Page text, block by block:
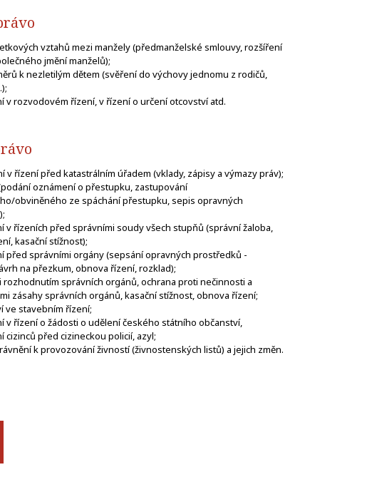
vztahů mezi manžely (předmanželské smlouvy, rozšíření
jmění manželů);
k nezletilým dětem (svěření do výchovy jednomu z rodičů,
v rozvodovém řízení, v řízení o určení otcovství atd.
v řízení před katastrálním úřadem (vklady, zápisy a výmazy práv);
oznámení o přestupku, zastupování
obviněného ze spáchání přestupku, sepis opravných
v řízeních před správními soudy všech stupňů (správní žaloba,
kasační stížnost);
před správními orgány (sepsání opravných prostředků -
na přezkum, obnova řízení, rozklad);
rozhodnutím správních orgánů, ochrana proti nečinnosti a
zásahy správních orgánů, kasační stížnost, obnova řízení;
ve stavebním řízení;
v řízení o žádosti o udělení českého státního občanství,
cizinců před cizineckou policií, azyl;
k provozování živností (živnostenských listů) a jejich změn.